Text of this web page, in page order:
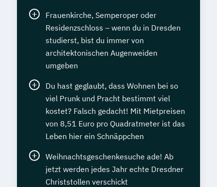
Frauenkirche, Semperoper oder
Residenzschloss – wenn du in Dresden
studierst, bist du immer von
architektonischen Augenweiden
umgeben
Du hast geglaubt, dass Wohnen bei so
viel Prunk und Pracht bestimmt viel
kostet? Falsch gedacht! Mit Mietpreisen
von 8,51 Euro pro Quadratmeter ist das
Leben hier ein Schnäppchen
Weihnachtsgeschenkesuche ade! Ab
jetzt werden jedes Jahr echte Dresdner
Christstollen verschickt